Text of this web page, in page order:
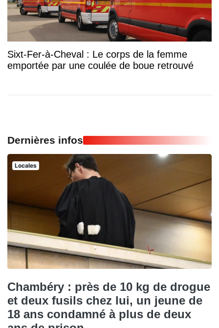
Sixt-Fer-à-Cheval : Le corps de la femme
emportée par une coulée de boue retrouvé
Dernières infos
Locales
Chambéry : près de 10 kg de drogue
et deux fusils chez lui, un jeune de
18 ans condamné à plus de deux